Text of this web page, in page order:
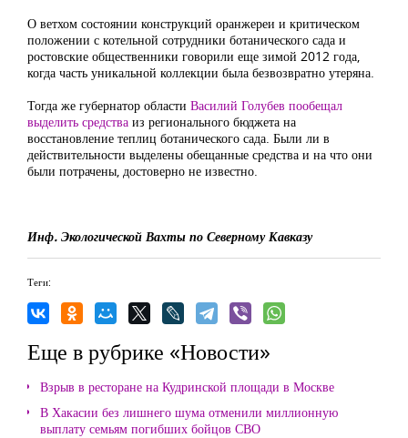
О ветхом состоянии конструкций оранжереи и критическом
положении с котельной сотрудники ботанического сада и
ростовские общественники говорили еще зимой 2012 года,
когда часть уникальной коллекции была безвозвратно утеряна.
Тогда же губернатор области Василий Голубев пообещал
выделить средства из регионального бюджета на
восстановление теплиц ботанического сада. Были ли в
действительности выделены обещанные средства и на что они
были потрачены, достоверно не известно.
Инф. Экологической Вахты по Северному Кавказу
Теги:
Еще в рубрике «Новости»
Взрыв в ресторане на Кудринской площади в Москве
В Хакасии без лишнего шума отменили миллионную
выплату семьям погибших бойцов СВО